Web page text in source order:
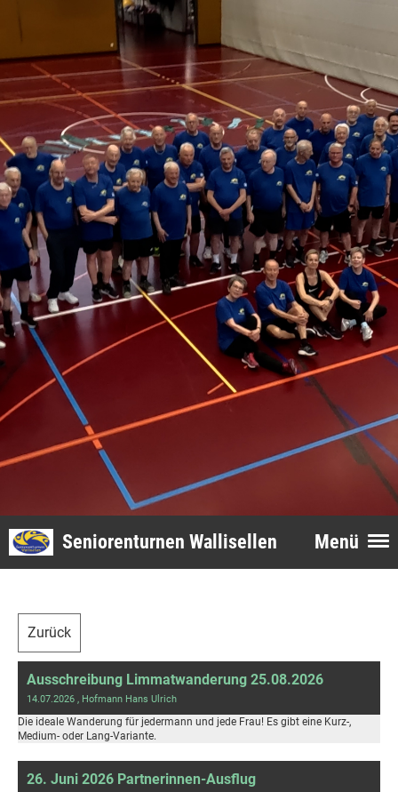
Menü
Seniorenturnen Wallisellen
Zurück
Ausschreibung Limmatwanderung 25.08.2026
14.07.2026 , Hofmann Hans Ulrich
Die ideale Wanderung für jedermann und jede Frau! Es gibt eine Kurz-,
Medium- oder Lang-Variante.
26. Juni 2026 Partnerinnen-Ausflug